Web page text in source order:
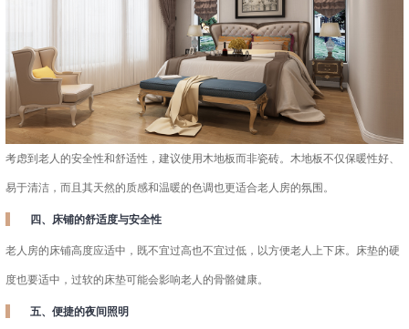
考虑到老人的安全性和舒适性，建议使用木地板而非瓷砖。木地板不仅保暖性好、
易于清洁，而且其天然的质感和温暖的色调也更适合老人房的氛围。
四、床铺的舒适度与安全性
老人房的床铺高度应适中，既不宜过高也不宜过低，以方便老人上下床。床垫的硬
度也要适中，过软的床垫可能会影响老人的骨骼健康。
五、便捷的夜间照明